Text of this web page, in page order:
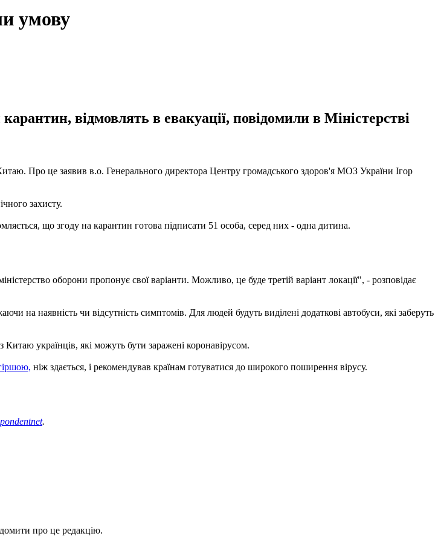
умову
відмовлять в евакуації, повідомили в Міністерстві
Про це заявив в.о. Генерального директора Центру громадського здоров'я МОЗ України Ігор
захисту.
що згоду на карантин готова підписати 51 особа, серед них - одна дитина.
оборони пропонує свої варіанти. Можливо, це буде третій варіант локації", - розповідає
на наявність чи відсутність симптомів. Для людей будуть виділені додаткові автобуси, які заберуть
Китаю українців, які можуть бути заражені коронавірусом.
ніж здається, і рекомендував країнам готуватися до широкого поширення вірусу.
.
про це редакцію.